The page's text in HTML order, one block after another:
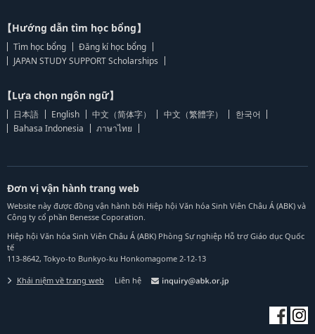
【Hướng dẫn tìm học bổng】
Tìm học bổng
Đăng kí học bổng
JAPAN STUDY SUPPORT Scholarships
【Lựa chọn ngôn ngữ】
日本語 English 中文（简体字） 中文（繁體字）
한국어
Bahasa Indonesia
ภาษาไทย
Đơn vị vận hành trang web
Website này được đồng vận hành bởi Hiệp hội Văn hóa Sinh Viên Châu Á (ABK) và
Công ty cổ phần Benesse Coporation.
Hiệp hội Văn hóa Sinh Viên Châu Á (ABK) Phòng Sự nghiệp Hỗ trợ Giáo dục Quốc
tế
113-8642, Tokyo-to Bunkyo-ku Honkomagome 2-12-13
Khái niệm về trang web Liên hệ